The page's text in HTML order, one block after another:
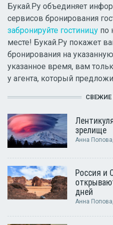
Букай.Ру объединяет
сервисов бронирования
забронируйте гостиницу по
месте! Букай.Ру покажет
бронирования на
указанное время, вам
у агента, который
СВЕЖИЕ
зрелище
Анна Попова
Россия и
дней
Анна Попова